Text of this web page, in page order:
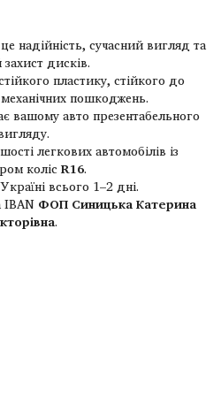
надійність, сучасний вигляд та
захист дисків.
пластику, стійкого до
пошкоджень.
вашому авто презентабельного
легкових автомобілів із
коліс R16.
всього 1–2 дні.
IBAN ФОП Синицька Катерина
.